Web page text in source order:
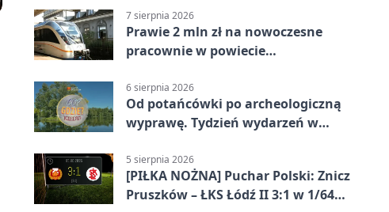
7 sierpnia 2026
Prawie 2 mln zł na nowoczesne
pracownie w powiecie
6 sierpnia 2026
Od potańcówki po archeologiczną
wyprawę. Tydzień wydarzeń w
5 sierpnia 2026
[PIŁKA NOŻNA] Puchar Polski: Znicz
Pruszków – ŁKS Łódź II 3:1 w 1/64